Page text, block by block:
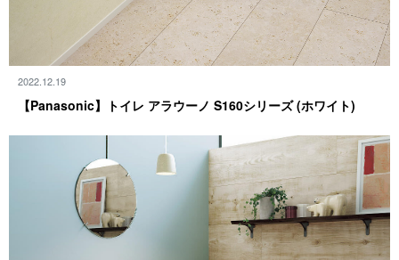
2022.12.19
【Panasonic】トイレ アラウーノ S160シリーズ (ホ ワ イ ト )